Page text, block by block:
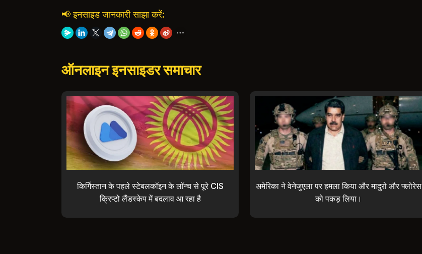
📢 इनसाइड जानकारी साझा करें:
ऑनलाइन इनसाइडर समाचार
किर्गिस्तान के पहले स्टेबलकॉइन के लॉन्च से पूरे CIS
क्रिप्टो लैंडस्केप में बदलाव आ रहा है
अमेरिका ने वेनेजुएला पर हमला किया और मादुरो और फ्लोरेस
को पकड़ लिया।